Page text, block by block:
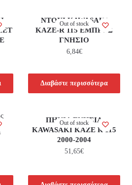
Out of stock
ΝΤΟΥΙ KAWASAKI
KAZE-R 115 ΕΜΠΡΟΣ
ΓΝΗΣΙΟ
6,84€
Διαβάστε περισσότερα
Out of stock
ΠΗΝΙΑ ΓΝΗΣΙΑ
KAWASAKI KAZE R 115
2000-2004
51,65€